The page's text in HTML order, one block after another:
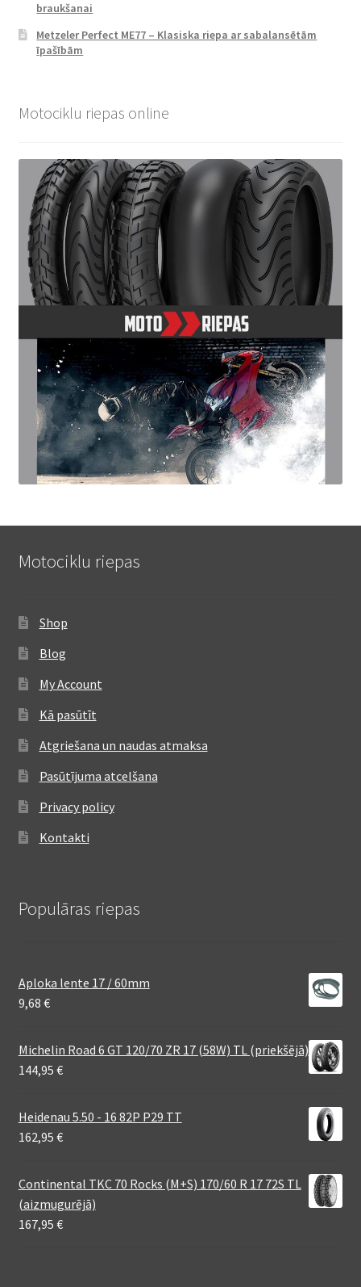
braukšanai
Metzeler Perfect ME77 – Klasiska riepa ar sabalansētām
īpašībām
Motociklu riepas online
Motociklu riepas
Shop
Blog
My Account
Kā pasūtīt
Atgriešana un naudas atmaksa
Pasūtījuma atcelšana
Privacy policy
Kontakti
Populāras riepas
Aploka lente 17 / 60mm
9,68 €
Michelin Road 6 GT 120/70 ZR 17 (58W) TL (priekšējā)
144,95 €
Heidenau 5.50 - 16 82P P29 TT
162,95 €
Continental TKC 70 Rocks (M+S) 170/60 R 17 72S TL
(aizmugurējā)
167,95 €